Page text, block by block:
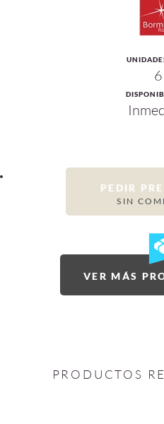
6
PEDIR
SIN
VER MÁS
PRODUCTOS